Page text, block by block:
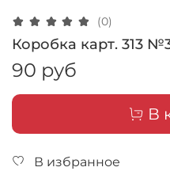
(0)
Коробка карт. 313
90 руб
В
В избранное